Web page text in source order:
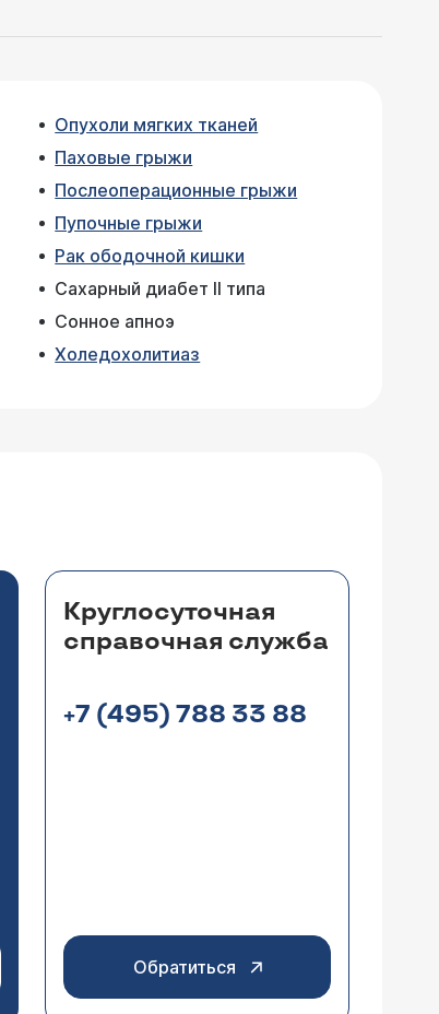
Опухоли мягких тканей
Паховые грыжи
Послеоперационные грыжи
Пупочные грыжи
Рак ободочной кишки
Сахарный диабет II типа
Сонное апноэ
Холедохолитиаз
Круглосуточная
справочная служба
+7 (495) 788 33 88
Обратиться